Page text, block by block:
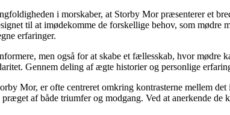
i morskaber, at Storby Mor præsenterer et
til at imødekomme de forskellige behov, som
erfaringer.
men også for at skabe et fællesskab, hvor
Gennem deling af ægte historier og personlige
Mor, er ofte centreret omkring kontrasterne mellem
af både triumfer og modgang. Ved at anerkende